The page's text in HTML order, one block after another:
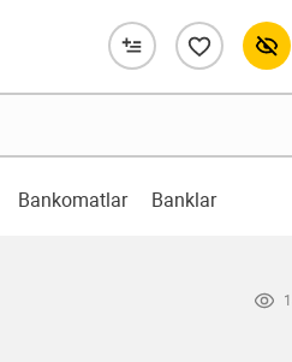
Bankomatlar Banklar